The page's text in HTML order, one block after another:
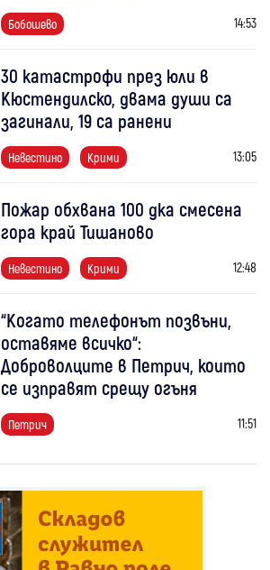
Бобошево 14:53
30 катастрофи през юли в
Кюстендилско, двама души са
загинали, 19 са ранени
Невестино Крими 13:05
Пожар обхвана 100 дка смесена
гора край Тишаново
Невестино Крими 12:48
“Когато телефонът позвъни,
оставяме всичко“:
Доброволците в Петрич, които
се изправят срещу огъня
Петрич 11:51